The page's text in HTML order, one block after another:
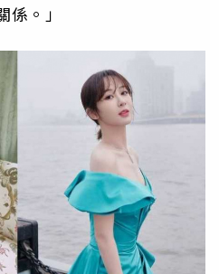
。」